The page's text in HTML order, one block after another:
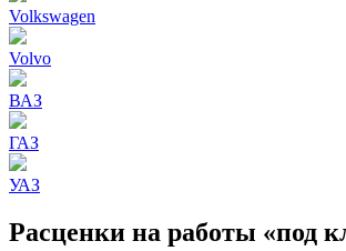
Volkswagen
Volvo
ВАЗ
ГАЗ
УАЗ
Расценки на работы «под